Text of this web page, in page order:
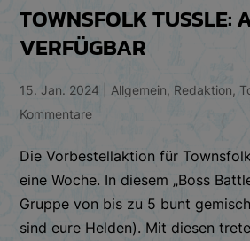
TOWNSFOLK TUSSLE:
VERFÜGBAR
15. Jan. 2024 Allgemein, Redaktion,
Kommentare
Die Vorbestellaktion für
eine Woche. In diesem „Boss
Gruppe von bis zu 5 bunt
sind eure Helden). Mit diesen